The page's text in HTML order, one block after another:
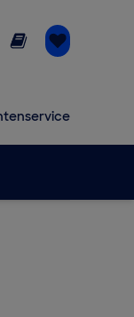
Online lezen